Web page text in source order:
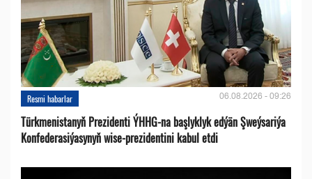
Resmi habarlar 06.08.2026 - 09:26
Türkmenistanyň Prezidenti ÝHHG-na başlyklyk edýän Şweýsariýa
Konfederasiýasynyň wise-prezidentini kabul etdi